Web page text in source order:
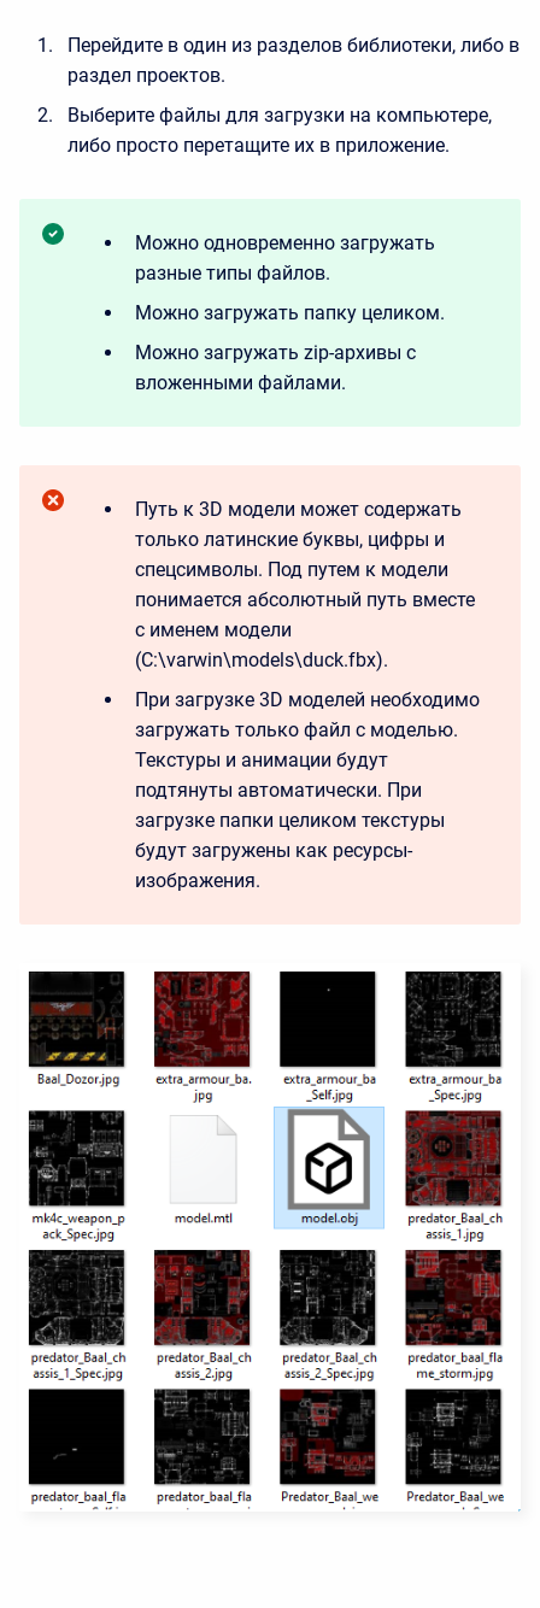
Перейдите в один из разделов библиотеки, либо в
раздел проектов.
Выберите файлы для загрузки на компьютере,
либо просто перетащите их в приложение.
Можно одновременно загружать
разные типы файлов.
Можно загружать папку целиком.
Можно загружать zip-архивы с
вложенными файлами.
Путь к 3D модели может содержать
только латинские буквы, цифры и
спецсимволы. Под путем к модели
понимается абсолютный путь вместе
с именем модели
(C:\varwin\models\duck.fbx).
При загрузке 3D моделей необходимо
загружать только файл с моделью.
Текстуры и анимации будут
подтянуты автоматически. При
загрузке папки целиком текстуры
будут загружены как ресурсы-
изображения.